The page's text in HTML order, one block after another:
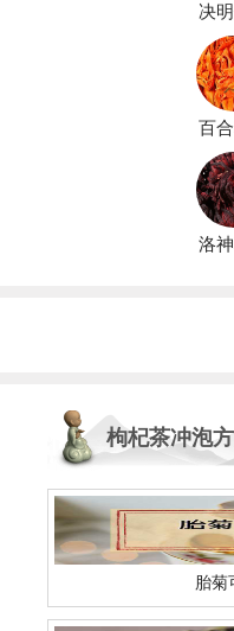
决
百
洛
枸杞茶冲泡
胎菊